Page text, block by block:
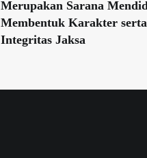
Merupakan Sarana
Membentuk Karakter serta
Integritas Jaksa